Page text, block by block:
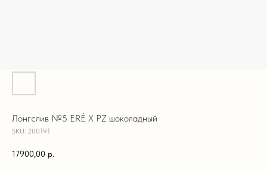
Лонгслив №5 ERÉ X PZ шоколадный
SKU: 200191
17900,00 р.